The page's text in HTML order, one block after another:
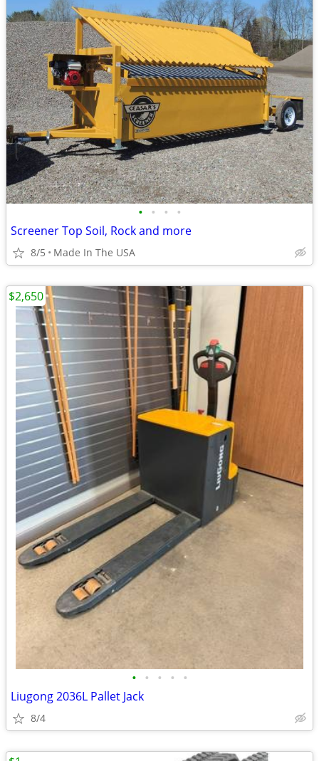
• • • •
Screener Top Soil, Rock and more
8/5 Made In The USA
• • • • •
Liugong 2036L Pallet Jack
8/4
$2,650